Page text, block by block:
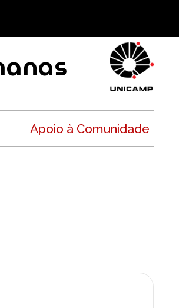
Apoio à Comunidade